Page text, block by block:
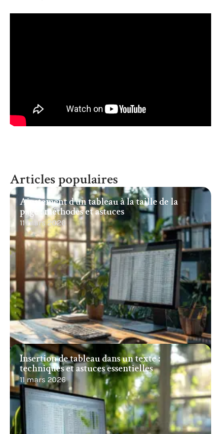
Articles populaires
Ajustement d’un tableau à la taille de la
page : méthodes et astuces
11 mars 2026
Insertion de tableau dans un texte :
techniques et astuces essentielles
11 mars 2026